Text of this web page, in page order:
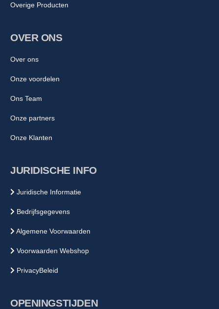
Overige Producten
OVER ONS
Over ons
Onze voordelen
Ons Team
Onze partners
Onze Klanten
JURIDISCHE INFO
Juridische Informatie
Bedrijfsgegevens
Algemene Voorwaarden
Voorwaarden Webshop
PrivacyBeleid
OPENINGSTIJDEN